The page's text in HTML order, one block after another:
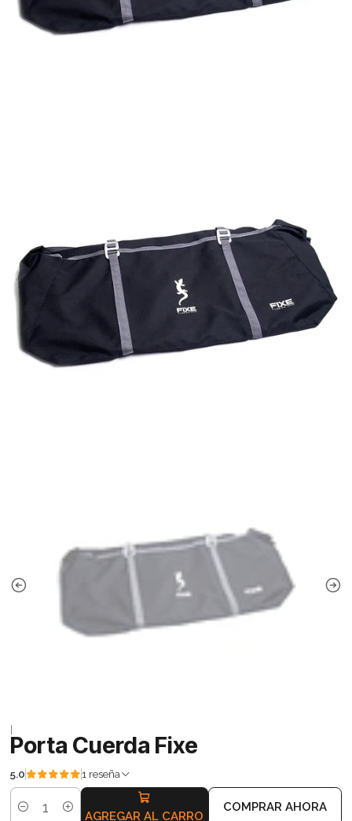
Porta Cuerda Fixe
5.0 1 reseña
Cantidad AGREGAR AL CARRO
COMPRAR AHORA